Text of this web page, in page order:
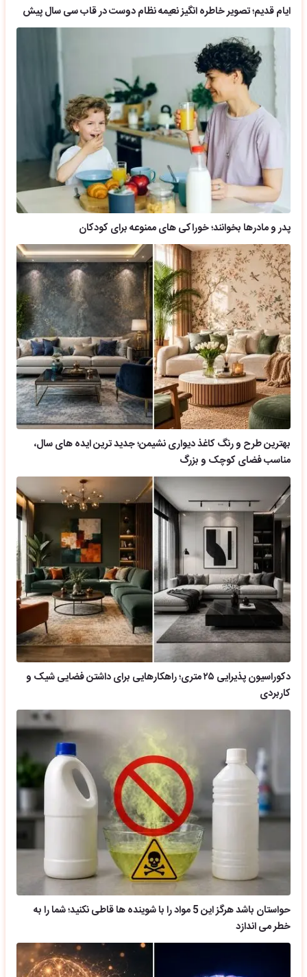
ایام قدیم؛ تصویر خاطره انگیز نعیمه نظام دوست در قاب سی سال پیش
پدر و مادرها بخوانند؛ خوراکی های ممنوعه برای کودکان
بهترین طرح و رنگ کاغذ دیواری نشیمن؛ جدید ترین ایده های سال،
مناسب فضای کوچک و بزرگ
دکوراسیون پذیرایی ۲۵ متری؛ راهکارهایی برای داشتن فضایی شیک و
کاربردی
حواستان باشد هرگز این 5 مواد را با شوینده ها قاطی نکنید؛ شما را به
خطر می اندازد